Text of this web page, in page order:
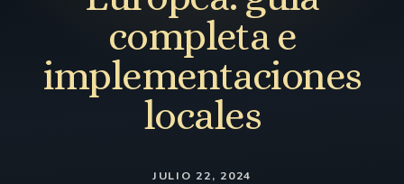
completa e
implementaciones
locales
JULIO 22, 2024